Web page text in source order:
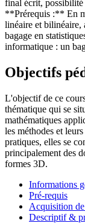
final écrit,
**Prérequis :** En
linéaire et bilinéaire,
bagage en
informatique : un
Objectifs
L'objectif de ce
thématique qui se
mathématiques
les méthodes et
pratiques, elles se
principalement des
formes 3D.
Informations
Pré-requis
Acquisition
Descriptif &